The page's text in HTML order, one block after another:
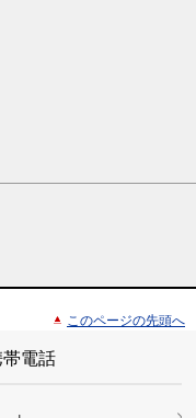
このページの先頭へ
電話